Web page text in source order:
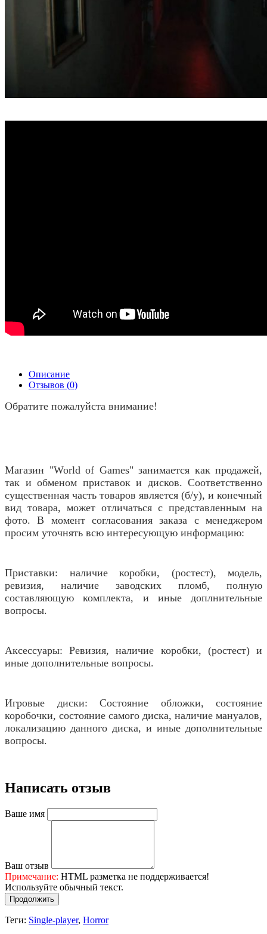
Описание
Отзывов (0)
Обратите пожалуйста внимание!
Магазин "World of Games" занимается как продажей,
так и обменом приставок и дисков. Соответственно
существенная часть товаров является (б/у), и конечный
вид товара, может отличаться с представленным на
фото. В момент согласования заказа с менеджером
просим уточнять всю интересующую информацию:
Приставки: наличие коробки, (ростест), модель,
ревизия, наличие заводских пломб, полную
составляющую комплекта, и иные доплнительные
вопросы.
Аксессуары: Ревизия, наличие коробки, (ростест) и
иные дополнительные вопросы.
Игровые диски: Состояние обложки, состояние
коробочки, состояние самого диска, наличие мануалов,
локализацию данного диска, и иные дополнительные
вопросы.
Написать отзыв
Ваше имя
Ваш отзыв
Примечание: HTML разметка не поддерживается!
Используйте обычный текст.
Продолжить
Теги: Single-player, Horror